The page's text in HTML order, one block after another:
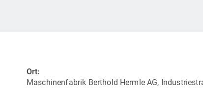
Ort:
Maschinenfabrik Berthold Hermle AG,